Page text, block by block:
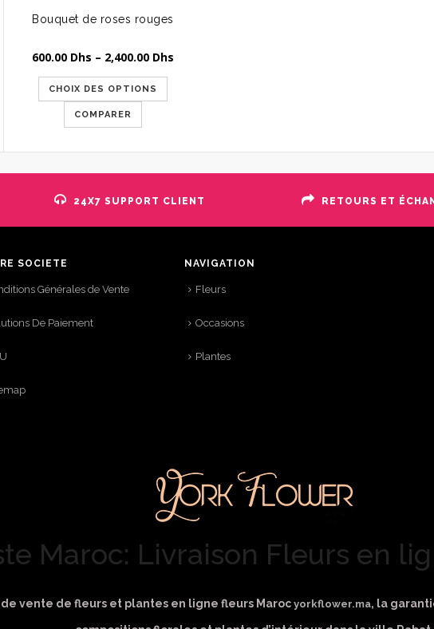
Bouquet de roses rouges
600.00 Dhs – 2,400.00 Dhs
CHOIX DES OPTIONS
COMPARER
24X7 SUPPORT CLIENT RETOURS ET
SOCIÉTÉ
Générales de Vente
De Paiement
NAVIGATION
Fleurs
Occasions
Plantes
Maroc: Livraison Fleurs en
vente de fleurs et plantes en ligne fleurs Maroc yorkflower.ma, la